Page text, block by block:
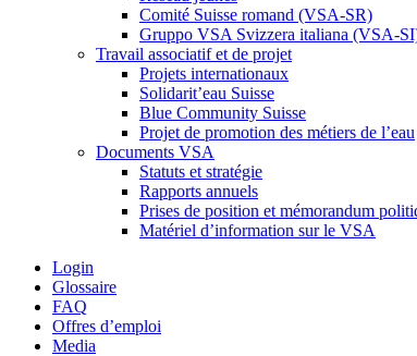
Comité Suisse romand (VSA-SR)
Gruppo VSA Svizzera italiana (VSA-
Travail associatif et de projet
Projets internationaux
Solidarit’eau Suisse
Blue Community Suisse
Projet de promotion des métiers de l’eau
Documents VSA
Statuts et stratégie
Rapports annuels
Prises de position et mémorandum
Matériel d’information sur le VSA
Login
Glossaire
FAQ
Offres d’emploi
Media